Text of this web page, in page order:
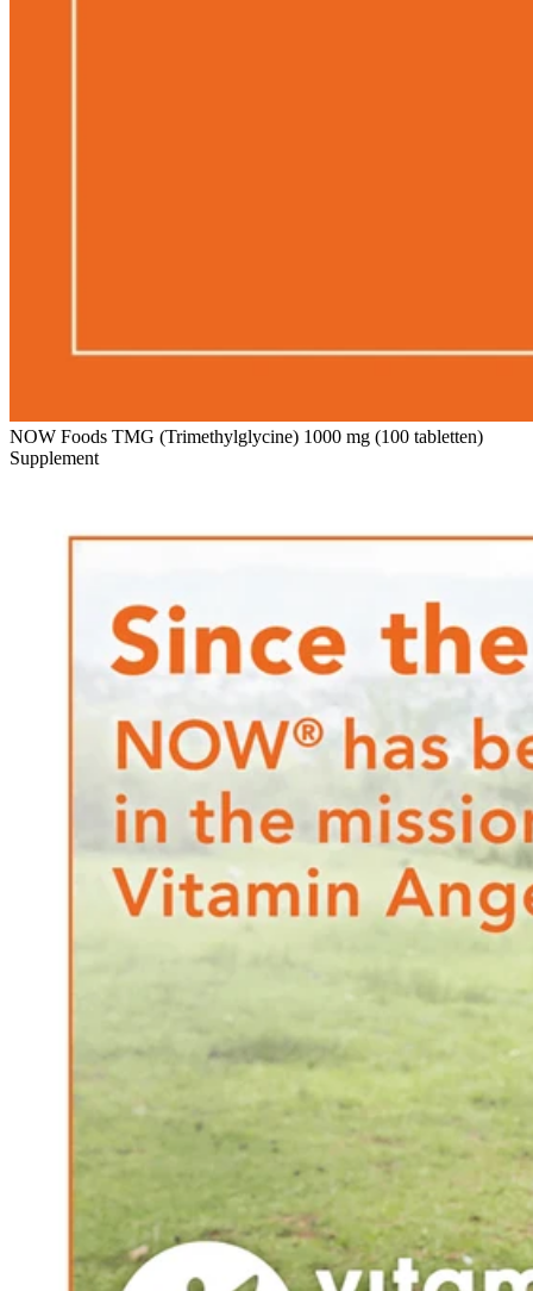
NOW Foods TMG (Trimethylglycine) 1000 mg (100 tabletten)
Supplement